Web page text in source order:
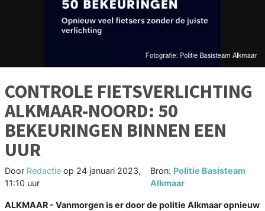
CONTROLE FIETSVERLICHTING
ALKMAAR-NOORD: 50
BEKEURINGEN BINNEN EEN
UUR
Door Redactie op 24 januari 2023,
11:10 uur
Bron: Politie Basisteam
Alkmaar
ALKMAAR - Vanmorgen is er door de politie Alkmaar opnieuw